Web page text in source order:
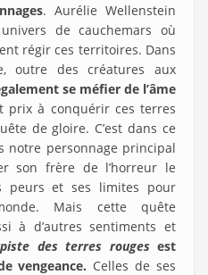
. Aurélie Wellenstein
de cauchemars où
régir ces territoires. Dans
outre des créatures aux
se méfier de l’âme
prix à conquérir ces terres
de gloire. C’est dans ce
notre personnage principal
son frère de l’horreur le
peurs et ses limites pour
Mais cette quête
à d’autres sentiments et
des terres rouges est
vengeance. Celles de ses